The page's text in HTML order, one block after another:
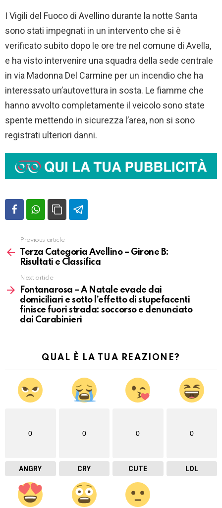
I Vigili del Fuoco di Avellino durante la notte Santa
sono stati impegnati in un intervento che si è
verificato subito dopo le ore tre nel comune di Avella,
e ha visto intervenire una squadra della sede centrale
in via Madonna Del Carmine per un incendio che ha
interessato un’autovettura in sosta. Le fiamme che
hanno avvolto completamente il veicolo sono state
spente mettendo in sicurezza l’area, non si sono
registrati ulteriori danni.
Vedi
altro
Previous article
Terza Categoria Avellino – Girone B:
Risultati e Classifica
Next article
Fontanarosa – A Natale evade dai
domiciliari e sotto l’effetto di stupefacenti
finisce fuori strada: soccorso e denunciato
dai Carabinieri
QUAL È LA TUA REAZIONE?
0
ANGRY
0
CRY
0
CUTE
0
LOL